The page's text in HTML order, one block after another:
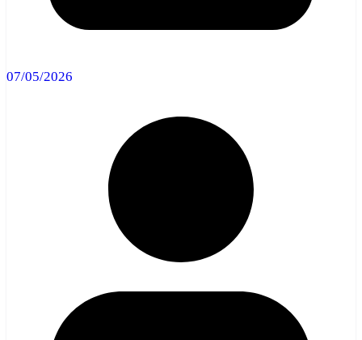
07/05/2026